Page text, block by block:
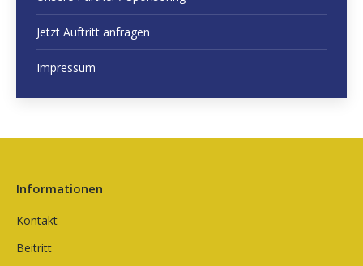
Jetzt Auftritt anfragen
Impressum
Informationen
Kontakt
Beitritt